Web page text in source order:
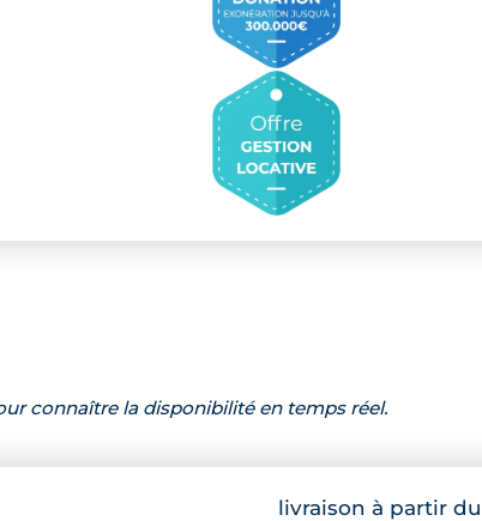
connaître la disponibilité en temps réel.
livraison à partir du